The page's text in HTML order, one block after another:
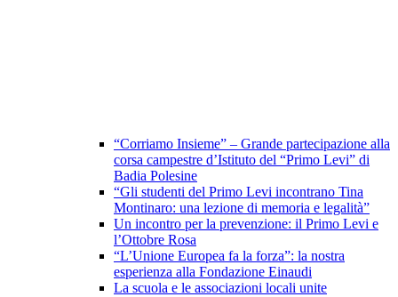
“Corriamo Insieme” – Grande partecipazione alla
corsa campestre d’Istituto del “Primo Levi” di
Badia Polesine
“Gli studenti del Primo Levi incontrano Tina
Montinaro: una lezione di memoria e legalità”
Un incontro per la prevenzione: il Primo Levi e
l’Ottobre Rosa
“L’Unione Europea fa la forza”: la nostra
esperienza alla Fondazione Einaudi
La scuola e le associazioni locali unite